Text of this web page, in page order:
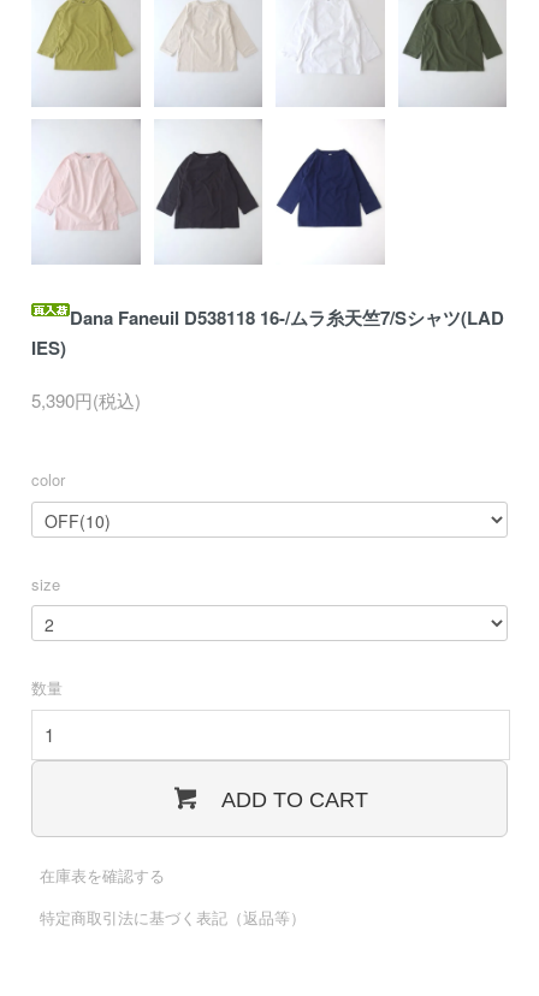
Dana Faneuil D538118 16-/ムラ糸天竺7/Sシャツ(LAD
IES)
5,390円(税込)
color
size
数量
ADD TO CART
在庫表を確認する
特定商取引法に基づく表記（返品等）